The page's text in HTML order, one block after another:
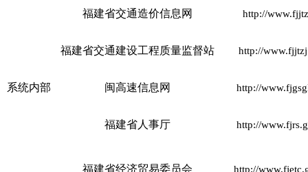
福建省交通造价信息网 http://
福建省交通建设工程质量监督站 http://
系统内部 闽高速信息网 http://
福建省人事厅 http://
福建省经济贸易委员会 http://